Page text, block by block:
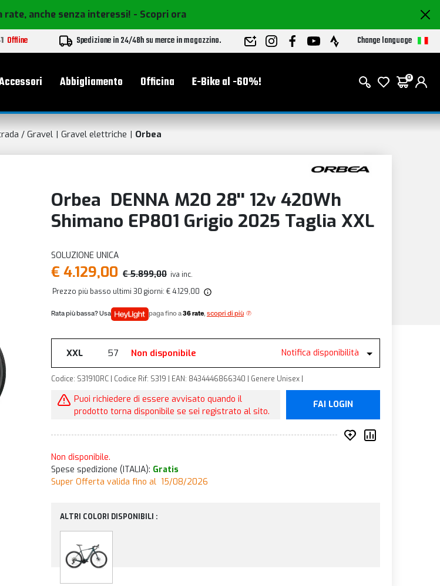
rate, anche senza interessi! - Scopri ora
Offline Spedizione in 24/48h su merce in magazzino. Change language
Abbigliamento Officina E-Bike al -60%! 0
Orbea DENNA M20 28'' 12v 420Wh
Shimano EP801 Grigio 2025 Taglia XXL
SOLUZIONE UNICA
€ 4.129,00 € 5.899,00 iva inc.
Prezzo più basso ultimi 30 giorni: € 4.129,00
paga fino a36 rate, scopri di più
XXL 57 Non disponibile Notifica disponibilità
Codice: S31910RC | Codice Rif: S319 | EAN: 8434446866340 | Genere Unisex |
Puoi richiedere di essere avvisato quando il
prodotto torna disponibile se sei registrato al sito.
FAI LOGIN
Inserisci nei
Non disponibile.
Spese spedizione (ITALIA): Gratis
Super Offerta valida fino al 15/08/2026
ALTRI COLORI DISPONIBILI :
/ Gravel Gravel elettriche Orbea